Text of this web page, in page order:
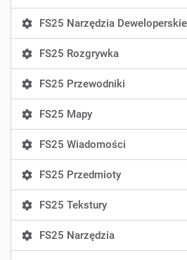
FS25 Narzędzia Deweloperskie
FS25 Rozgrywka
FS25 Przewodniki
FS25 Mapy
FS25 Wiadomości
FS25 Przedmioty
FS25 Tekstury
FS25 Narzędzia